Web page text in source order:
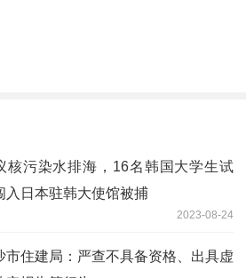
核污染水排海，16名韩国大学生试
入日本驻韩大使馆被捕
2023-08-24
市住建局：严查不具备资格、出具虚